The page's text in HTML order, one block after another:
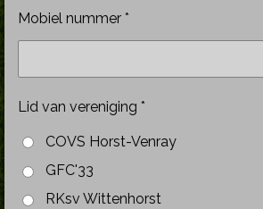
Mobiel nummer *
Lid van vereniging *
COVS Horst-Venray
GFC'33
RKsv Wittenhorst